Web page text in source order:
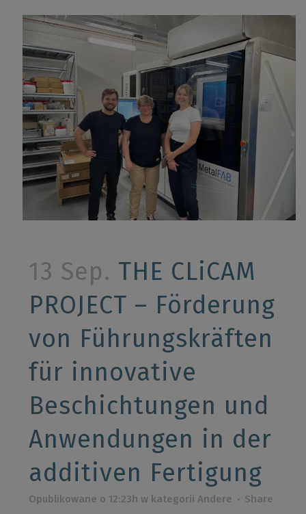
13 Sep. THE CLiCAM
PROJECT – Förderung
von Führungskräften
für innovative
Beschichtungen und
Anwendungen in der
additiven Fertigung
Opublikowane o 12:23h w kategoriiAndere Share